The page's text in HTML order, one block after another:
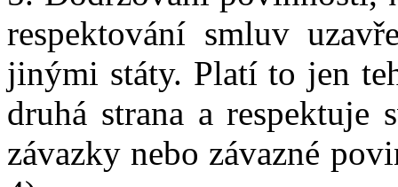
respektování smluv
jinými státy. Platí to jen
druhá strana a respektuje
závazky nebo závazné